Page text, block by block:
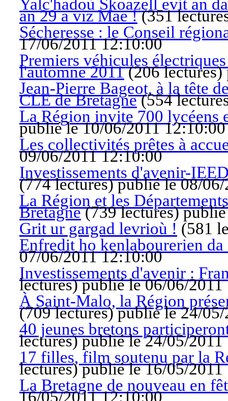
Yalc'hadoù Skoazell evit an
an 29 a viz Mae !(351
Sécheresse : le Conseil
17/06/2011 12:10:00
Premiers véhicules
l'automne 2011(206 lectures)
Jean-Pierre Bageot, à la tête
CLE de Bretagne(554
La Région invite 700 lycéens
publié le 10/06/2011 12:10:00
Les collectivités prêtes à
09/06/2011 12:10:00
Investissements d'avenir-
(774 lectures)publié le 08/
La Région et les
Bretagne(739 lectures)
Grit ur gargad levrioù ! (581
Enfredit ho kenlabourerien
07/06/2011 12:10:00
Investissements d'avenir :
lectures)publié le 06/06/2011
À Saint-Malo, la Région
(709 lectures)publié le 24/
40 jeunes bretons
lectures)publié le 24/05/2011
17 filles, film soutenu par la
lectures)publié le 16/05/2011
La Bretagne de nouveau en
16/05/2011 12:10:00